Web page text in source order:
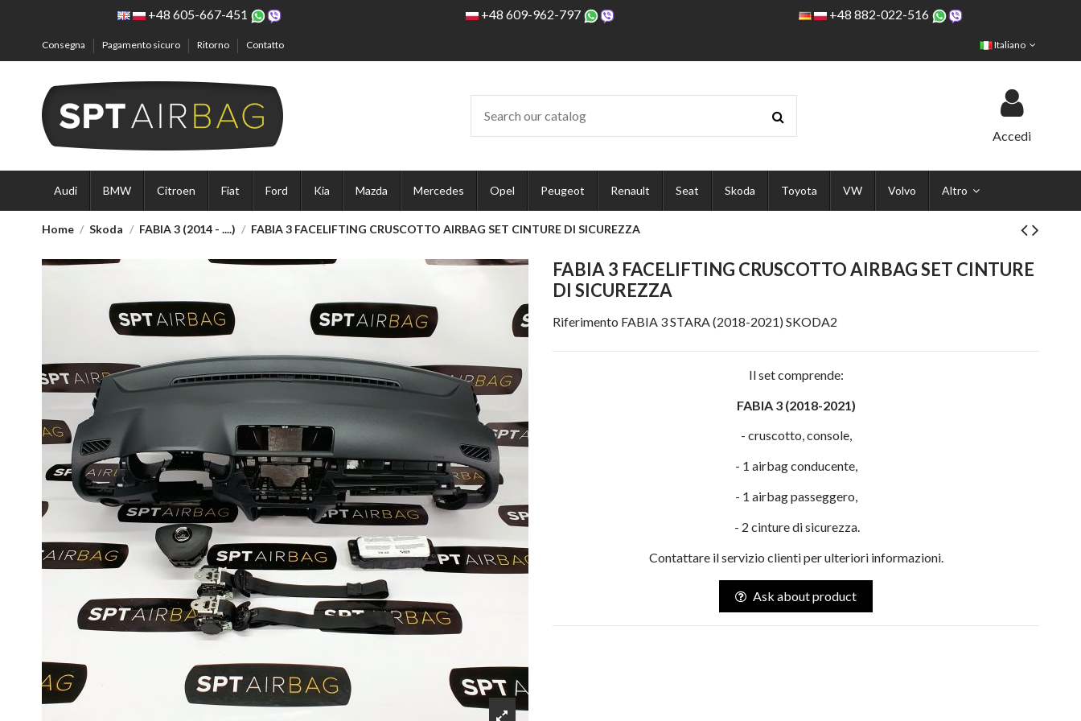
+48 605-667-451 +48 609-962-797 +48 882-022-516
Consegna Pagamento sicuro Ritorno Contatto Italiano
Accedi
Audi BMW Citroen Fiat Ford Kia Mazda Mercedes Opel Peugeot Renault Seat Skoda Toyota VW Volvo Altro
Home Skoda FABIA 3 (2014 - ....) FABIA 3 FACELIFTING CRUSCOTTO AIRBAG SET CINTURE DI SICUREZZA
FABIA 3 FACELIFTING CRUSCOTTO AIRBAG SET CINTURE
DI SICUREZZA
Riferimento FABIA 3 STARA (2018-2021) SKODA2
Il set comprende:
FABIA 3 (2018-2021)
- cruscotto, console,
- 1 airbag conducente,
- 1 airbag passeggero,
- 2 cinture di sicurezza.
Contattare il servizio clienti per ulteriori informazioni.
Ask about product